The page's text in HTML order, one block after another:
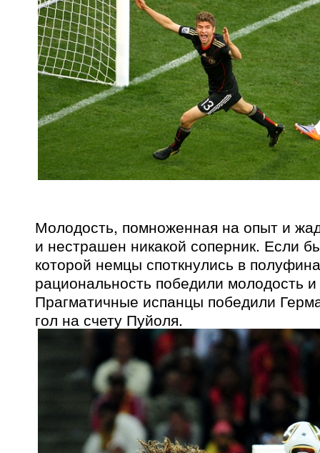
Молодость, помноженная на опыт и
и нестрашен никакой соперник. Если
которой немцы споткнулись в
рациональность победили молодость и
Прагматичные испанцы победили
гол на счету Пуйоля.